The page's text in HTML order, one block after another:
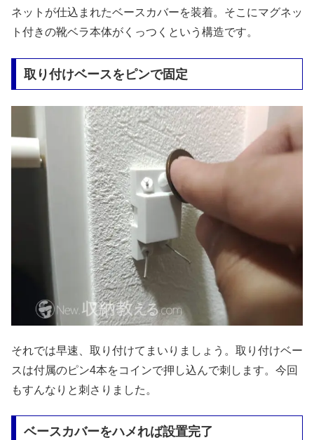
ネットが仕込まれたベースカバーを装着。そこにマグネッ
ト付きの靴ベラ本体がくっつくという構造です。
取り付けベースをピンで固定
それでは早速、取り付けてまいりましょう。取り付けベー
スは付属のピン4本をコインで押し込んで刺します。今回
もすんなりと刺さりました。
ベースカバーをハメれば設置完了